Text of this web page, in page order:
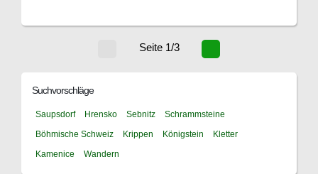
Seite 1/3
Suchvorschläge
Saupsdorf Hrensko Sebnitz
Schrammsteine
Böhmische Schweiz
Krippen Königstein
Kletter
Kamenice
Wandern